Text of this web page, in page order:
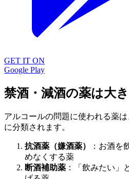
GET IT ON
Google Play
禁酒・減酒の薬は大
アルコールの問題に使われる薬
に分類されます。
抗酒薬（嫌酒薬）
：お酒を
めなくする薬
断酒補助薬 ：「飲みたい」